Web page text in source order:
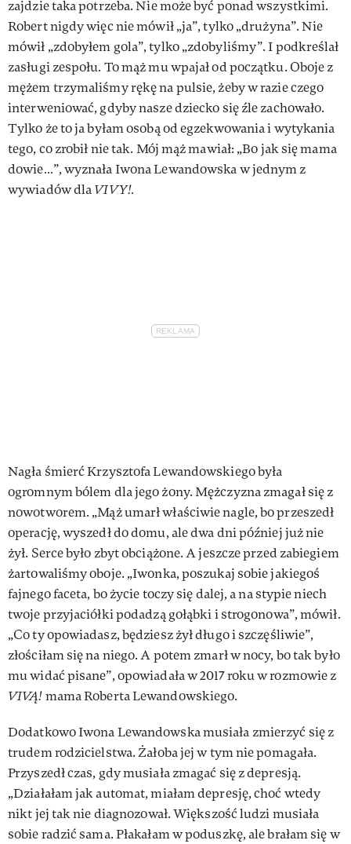
zajdzie taka potrzeba. Nie może być ponad wszystkimi.
Robert nigdy więc nie mówił „ja”, tylko „drużyna”. Nie
mówił „zdobyłem gola”, tylko „zdobyliśmy”. I podkreślał
zasługi zespołu. To mąż mu wpajał od początku. Oboje z
mężem trzymaliśmy rękę na pulsie, żeby w razie czego
interweniować, gdyby nasze dziecko się źle zachowało.
Tylko że to ja byłam osobą od egzekwowania i wytykania
tego, co zrobił nie tak. Mój mąż mawiał: „Bo jak się mama
dowie…”, wyznała Iwona Lewandowska w jednym z
wywiadów dlaVIVY!.
Nagła śmierć Krzysztofa Lewandowskiego była
ogromnym bólem dla jego żony. Mężczyzna zmagał się z
nowotworem. „Mąż umarł właściwie nagle, bo przeszedł
operację, wyszedł do domu, ale dwa dni później już nie
żył. Serce było zbyt obciążone. A jeszcze przed zabiegiem
żartowaliśmy oboje. „Iwonka, poszukaj sobie jakiegoś
fajnego faceta, bo życie toczy się dalej, a na stypie niech
twoje przyjaciółki podadzą gołąbki i strogonowa”, mówił.
„Co ty opowiadasz, będziesz żył długo i szczęśliwie”,
złościłam się na niego. A potem zmarł w nocy, bo tak było
mu widać pisane”, opowiadała w 2017 roku w rozmowie z
VIVĄ!mama Roberta Lewandowskiego.
Dodatkowo Iwona Lewandowska musiała zmierzyć się z
trudem rodzicielstwa. Żałoba jej w tym nie pomagała.
Przyszedł czas, gdy musiała zmagać się z depresją.
„Działałam jak automat, miałam depresję, choć wtedy
nikt jej tak nie diagnozował. Większość ludzi musiała
sobie radzić sama. Płakałam w poduszkę, ale brałam się w